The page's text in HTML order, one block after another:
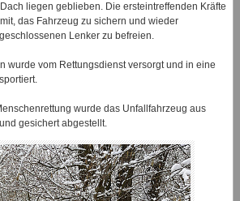
liegen geblieben. Die ersteintreffenden Kräfte
das Fahrzeug zu sichern und wieder
Lenker zu befreien.
wurde vom Rettungsdienst versorgt und in eine
wurde das Unfallfahrzeug aus
gesichert abgestellt.